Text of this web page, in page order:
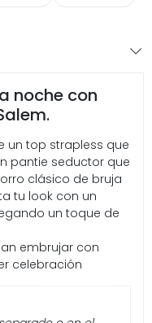
noche con
un top strapless que
pantie seductor que
clásico de bruja
tu look con un
un toque de
embrujar con
celebración